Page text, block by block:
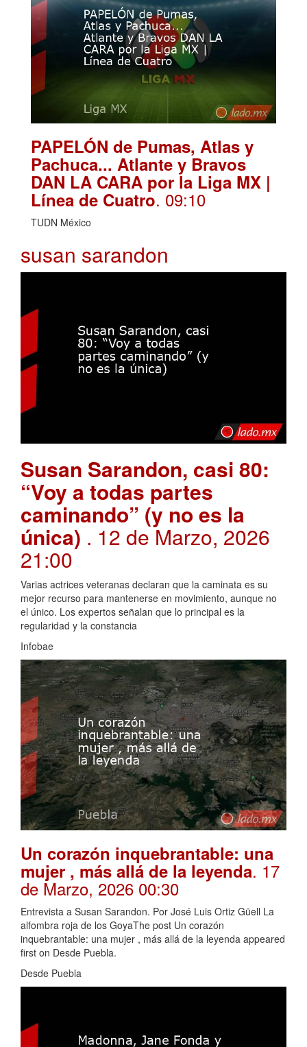
PAPELÓN de Pumas, Atlas y
Pachuca... Atlante y Bravos
DAN LA CARA por la Liga MX |
Línea de Cuatro. 09:10
TUDN México
susan sarandon
Susan Sarandon, casi 80:
“Voy a todas partes
caminando” (y no es la
única) . 12 de Marzo, 2026
21:00
Varias actrices veteranas declaran que la caminata es su
mejor recurso para mantenerse en movimiento, aunque no
el único. Los expertos señalan que lo principal es la
regularidad y la constancia
Infobae
Un corazón inquebrantable: una
mujer , más allá de la leyenda. 17
de Marzo, 2026 00:30
Entrevista a Susan Sarandon. Por José Luis Ortiz Güell La
alfombra roja de los GoyaThe post Un corazón
inquebrantable: una mujer , más allá de la leyenda appeared
first on Desde Puebla.
Desde Puebla